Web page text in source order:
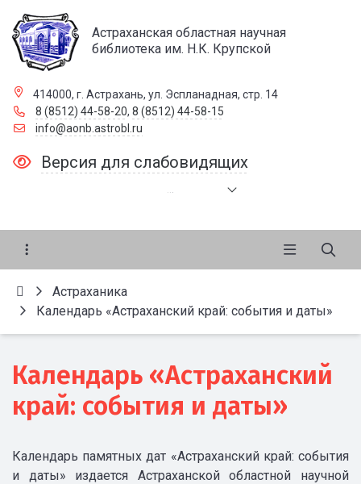
Астраханская областная научная
библиотека им. Н.К. Крупской
414000, г. Астрахань, ул. Эспланадная, стр. 14
8 (8512) 44-58-20, 8 (8512) 44-58-15
info@aonb.astrobl.ru
Версия для слабовидящих
Астраханика
Календарь «Астраханский край: события и даты»
Календарь «Астраханский
край: события и даты»
Календарь памятных дат «Астраханский край: события
и даты» издается Астраханской областной научной